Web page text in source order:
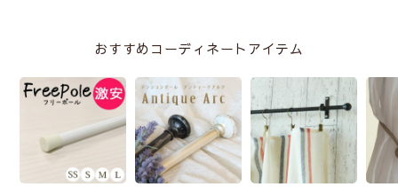
おすすめコーディネートアイテム